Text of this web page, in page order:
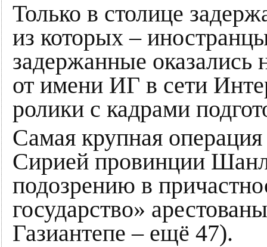
Только в столице
из которых –
задержанные
от имени ИГ в сети
ролики с кадрами
Самая крупная
Сирией провинции
подозрению в
государство»
Газиантепе – ещё 47).